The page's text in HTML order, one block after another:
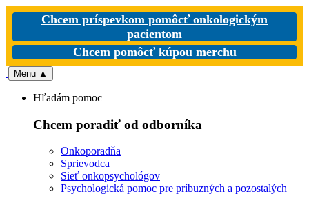
Chcem príspevkom pomôcť onkologickým
pacientom
Chcem pomôcť kúpou merchu
Menu ▲
Hľadám pomoc
Chcem poradiť od odborníka
Onkoporadňa
Sprievodca
Sieť onkopsychológov
Psychologická pomoc pre príbuzných a pozostalých